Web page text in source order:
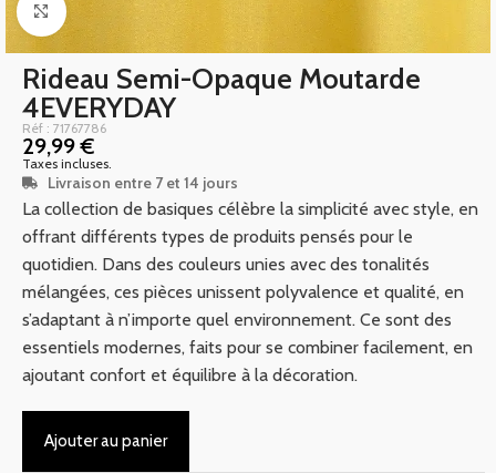
Click to enlarge
Rideau Semi-Opaque Moutarde
4EVERYDAY
Réf : 71767786
29,99€
Taxes incluses.
Livraison entre 7 et 14 jours
La collection de basiques célèbre la simplicité avec style, en
offrant différents types de produits pensés pour le
quotidien. Dans des couleurs unies avec des tonalités
mélangées, ces pièces unissent polyvalence et qualité, en
s’adaptant à n’importe quel environnement. Ce sont des
essentiels modernes, faits pour se combiner facilement, en
ajoutant confort et équilibre à la décoration.
Ajouter au panier